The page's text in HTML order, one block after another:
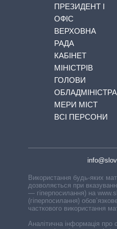
ПРЕЗИДЕНТ І
ОФІС
ВЕРХОВНА
РАДА
КАБІНЕТ
МІНІСТРІВ
ГОЛОВИ
МЕРИ МІСТ
ВСІ ПЕРСОНИ
Використання будь-яких
дозволяється при
— гіперпосилання) на
(гіперпосилання)
часткового використання
Аналітична інформація про